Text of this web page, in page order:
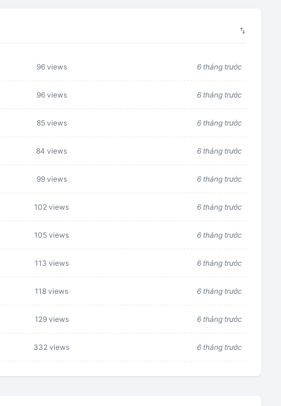
swap_vert
96 views 6 tháng trước
96 views 6 tháng trước
85 views 6 tháng trước
84 views 6 tháng trước
99 views 6 tháng trước
102 views 6 tháng trước
105 views 6 tháng trước
113 views 6 tháng trước
118 views 6 tháng trước
129 views 6 tháng trước
332 views 6 tháng trước